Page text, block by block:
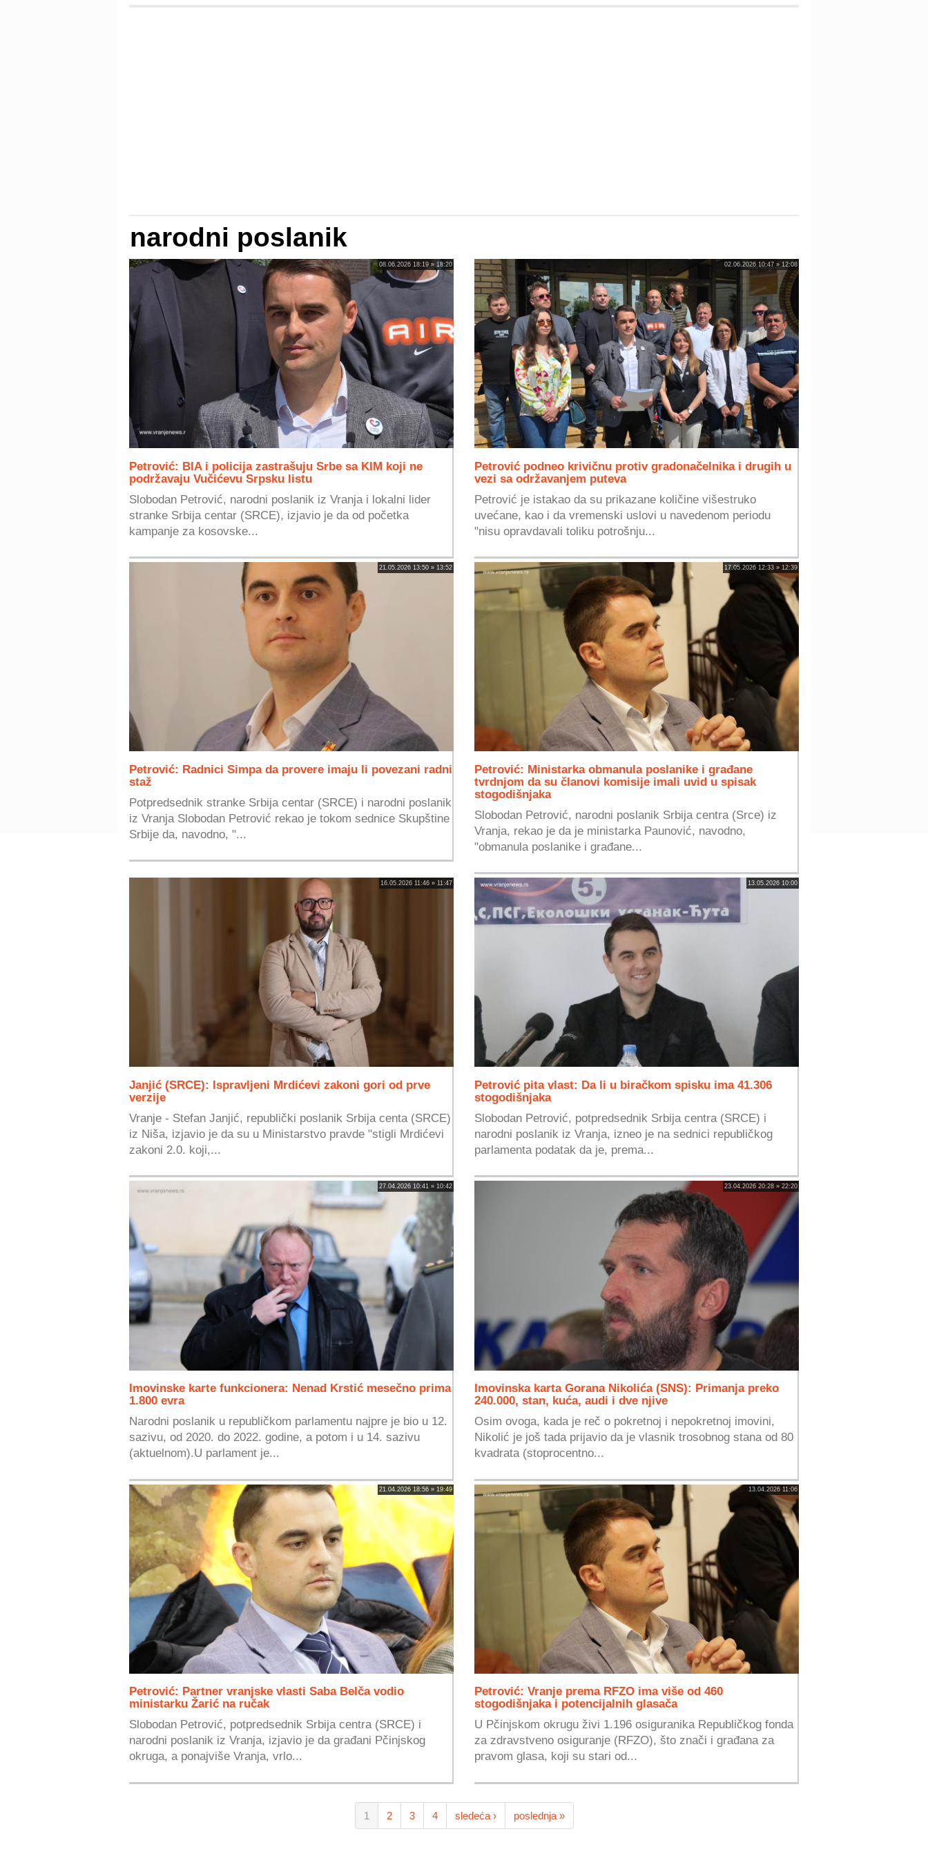
narodni poslanik
08.06.2026 18:19 » 18:20
Petrović: BIA i policija zastrašuju Srbe sa KIM koji ne
podržavaju Vučićevu Srpsku listu
Slobodan Petrović, narodni poslanik iz Vranja i lokalni lider
stranke Srbija centar (SRCE), izjavio je da od početka
kampanje za kosovske...
02.06.2026 10:47 » 12:08
Petrović podneo krivičnu protiv gradonačelnika i drugih u
vezi sa održavanjem puteva
Petrović je istakao da su prikazane količine višestruko
uvećane, kao i da vremenski uslovi u navedenom periodu
"nisu opravdavali toliku potrošnju...
21.05.2026 13:50 » 13:52
Petrović: Radnici Simpa da provere imaju li povezani radni
staž
Potpredsednik stranke Srbija centar (SRCE) i narodni poslanik
iz Vranja Slobodan Petrović rekao je tokom sednice Skupštine
Srbije da, navodno, "...
17.05.2026 12:33 » 12:39
Petrović: Ministarka obmanula poslanike i građane
tvrdnjom da su članovi komisije imali uvid u spisak
stogodišnjaka
Slobodan Petrović, narodni poslanik Srbija centra (Srce) iz
Vranja, rekao je da je ministarka Paunović, navodno,
"obmanula poslanike i građane...
16.05.2026 11:46 » 11:47
Janjić (SRCE): Ispravljeni Mrdićevi zakoni gori od prve
verzije
Vranje - Stefan Janjić, republički poslanik Srbija centa (SRCE)
iz Niša, izjavio je da su u Ministarstvo pravde "stigli Mrdićevi
zakoni 2.0. koji,...
13.05.2026 10:00
Petrović pita vlast: Da li u biračkom spisku ima 41.306
stogodišnjaka
Slobodan Petrović, potpredsednik Srbija centra (SRCE) i
narodni poslanik iz Vranja, izneo je na sednici republičkog
parlamenta podatak da je, prema...
27.04.2026 10:41 » 10:42
Imovinske karte funkcionera: Nenad Krstić mesečno prima
1.800 evra
Narodni poslanik u republičkom parlamentu najpre je bio u 12.
sazivu, od 2020. do 2022. godine, a potom i u 14. sazivu
(aktuelnom).U parlament je...
23.04.2026 20:28 » 22:20
Imovinska karta Gorana Nikolića (SNS): Primanja preko
240.000, stan, kuća, audi i dve njive
Osim ovoga, kada je reč o pokretnoj i nepokretnoj imovini,
Nikolić je još tada prijavio da je vlasnik trosobnog stana od 80
kvadrata (stoprocentno...
21.04.2026 18:56 » 19:49
Petrović: Partner vranjske vlasti Saba Belča vodio
ministarku Žarić na ručak
Slobodan Petrović, potpredsednik Srbija centra (SRCE) i
narodni poslanik iz Vranja, izjavio je da građani Pčinjskog
okruga, a ponajviše Vranja, vrlo...
13.04.2026 11:06
Petrović: Vranje prema RFZO ima više od 460
stogodišnjaka i potencijalnih glasača
U Pčinjskom okrugu živi 1.196 osiguranika Republičkog fonda
za zdravstveno osiguranje (RFZO), što znači i građana za
pravom glasa, koji su stari od...
1 2 3 4 sledeća › poslednja »